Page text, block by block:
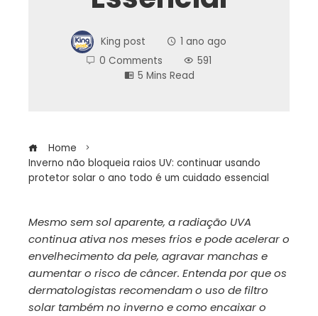
King post
1 ano ago
0 Comments
591
5 Mins Read
Home
Inverno não bloqueia raios UV: continuar usando
protetor solar o ano todo é um cuidado essencial
Mesmo sem sol aparente, a radiação UVA
continua ativa nos meses frios e pode acelerar o
envelhecimento da pele, agravar manchas e
aumentar o risco de câncer. Entenda por que os
dermatologistas recomendam o uso de filtro
solar também no inverno e como encaixar o